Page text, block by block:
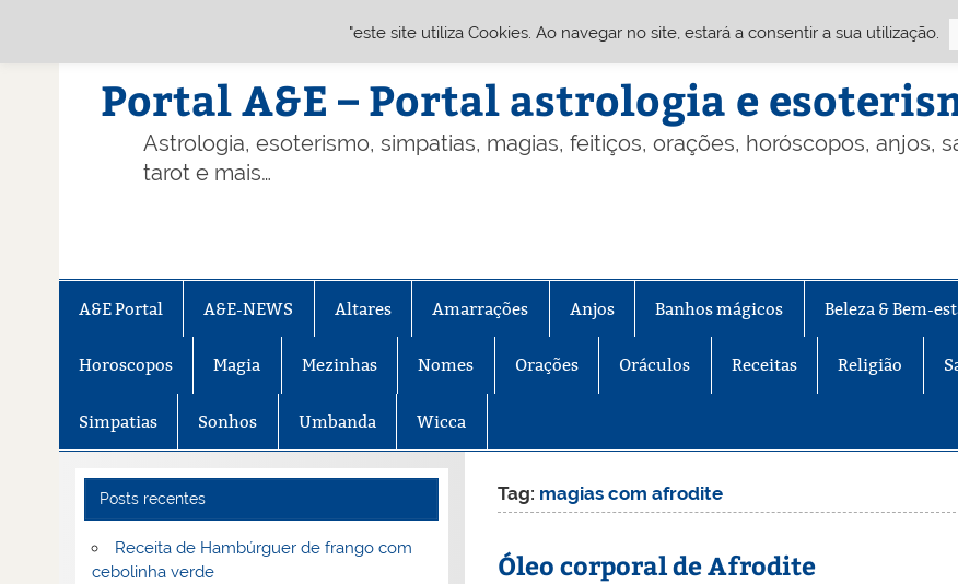
Portal A&E – Portal astrologia e
Astrologia, esoterismo, simpatias, magias, feitiços, orações, horóscopos, anjos,
tarot e mais…
A&E Portal A&E-NEWS Altares Amarrações Anjos Banhos mágicos Beleza & Bem-
Horoscopos Magia Mezinhas Nomes Orações Oráculos Receitas Religião
Simpatias Sonhos Umbanda Wicca
Tag: magias com afrodite
Óleo corporal de Afrodite
Posts recentes
Receita de Hambúrguer de frango com
cebolinha verde
"este site utiliza Cookies. Ao navegar no site, estará a consentir a sua utilização.